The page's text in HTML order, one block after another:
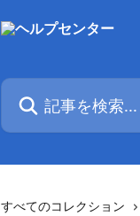
記事を検索...
すべてのコレクション